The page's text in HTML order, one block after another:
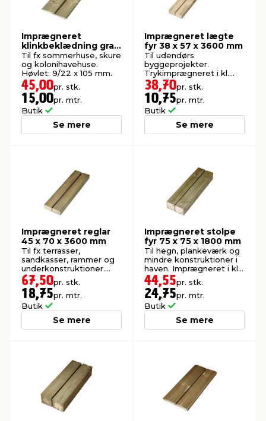
& stilladser
& ukrudt
& standere
& syltning
data & TV
Imprægneret
klinkbeklædning gran
25 x 125 x 3000 mm
Til fx sommerhuse, skure
og kolonihavehuse.
Høvlet: 9/22 x 105 mm.
45,00pr. stk.
15,00pr. mtr.
Butik
Se mere
Imprægneret lægte
fyr 38 x 57 x 3600 mm
Til udendørs
byggeprojekter.
Trykimprægneret i kl.
NTR AB.
38,70pr. stk.
10,75pr. mtr.
Butik
Se mere
Imprægneret reglar
45 x 70 x 3600 mm
Til fx terrasser,
sandkasser, rammer og
underkonstruktioner.
Høvlet: 45 x 70 mm.
67,50pr. stk.
18,75pr. mtr.
Butik
Se mere
Imprægneret stolpe
fyr 75 x 75 x 1800 mm
Til hegn, plankeværk og
mindre konstruktioner i
haven. Imprægneret i kl.
NTR A.
44,55pr. stk.
24,75pr. mtr.
Butik
Se mere